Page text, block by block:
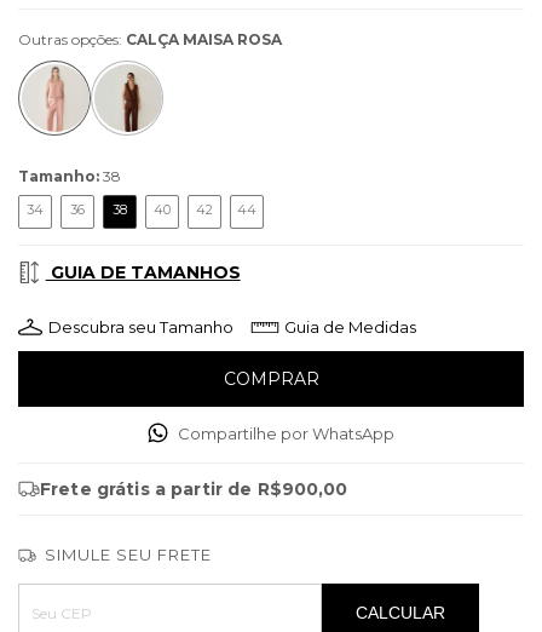
Outras opções: CALÇA MAISA ROSA
Tamanho: 38
34 36 38 40 42 44
GUIA DE TAMANHOS
Descubra seu Tamanho Guia de Medidas
Compartilhe por WhatsApp
Frete grátis a partir de R$900,00
SIMULE SEU FRETE
Entregas para o CEP:
ALTERAR CEP
CALCULAR